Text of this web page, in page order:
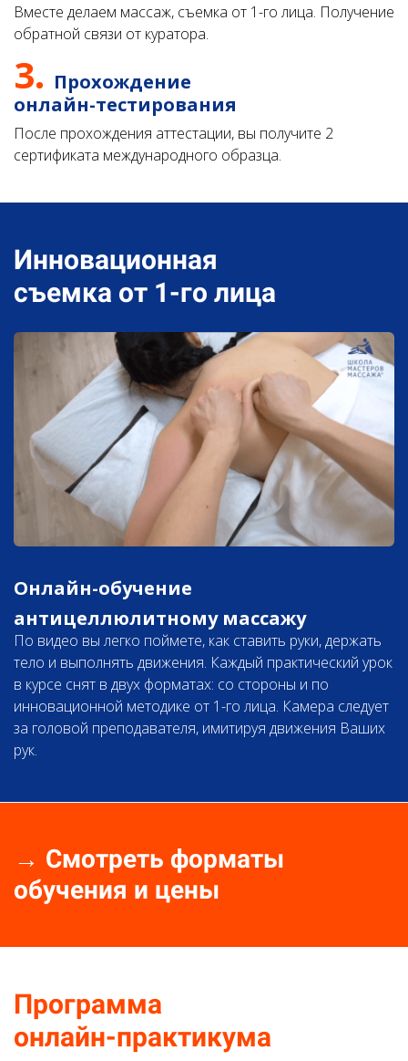
Вместе делаем массаж, съемка от 1-го лица. Получение
обратной связи от куратора.
3. Прохождение
онлайн-тестирования
После прохождения аттестации, вы получите 2
сертификата международного образца.
Инновационная
съемка от 1-го лица
Онлайн-обучение
антицеллюлитному массажу
По видео вы легко поймете, как ставить руки, держать
тело и выполнять движения. Каждый практический урок
в курсе снят в двух форматах: со стороны и по
инновационной методике от 1-го лица. Камера следует
за головой преподавателя, имитируя движения Ваших
рук.
→ Смотреть форматы
обучения и цены
Программа
онлайн-практикума